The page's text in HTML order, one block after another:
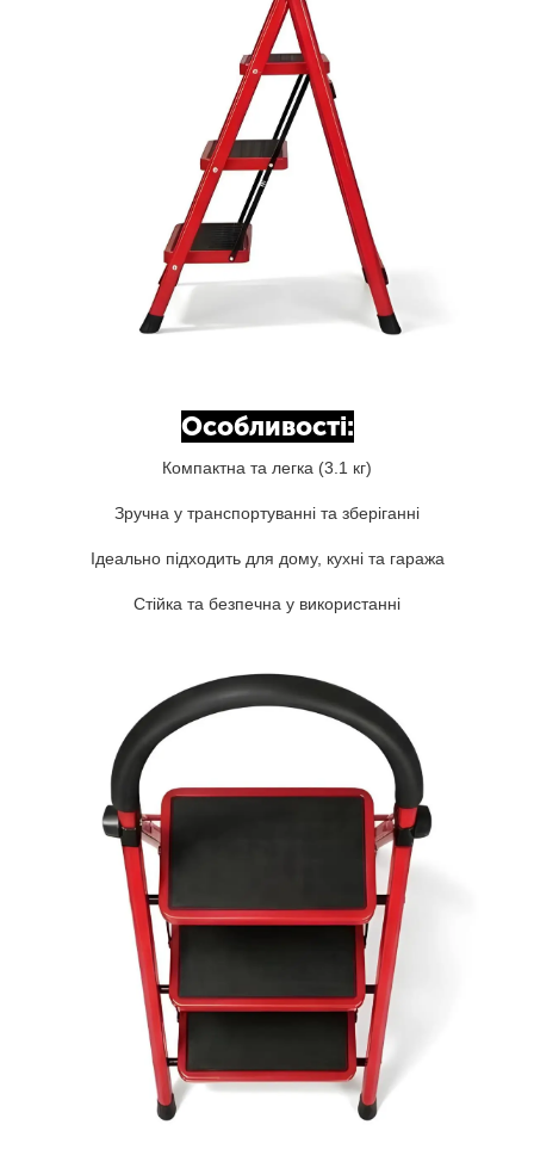
Особливості:
Компактна та легка (3.1 кг)
Зручна у транспортуванні та зберіганні
Ідеально підходить для дому, кухні та гаража
Стійка та безпечна у використанні